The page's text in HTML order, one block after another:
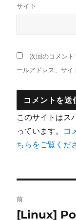
サイト
次回のコメン
ールアドレス、サイ
このサイトはス
っています。 コ
ちらをご覧くだ
稿
前
前
[Linux]